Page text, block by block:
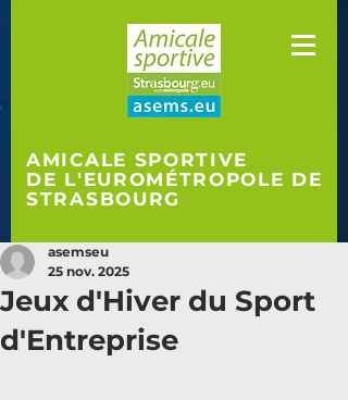
AMICALE SPORTIVE
DE L'EUROMÉTROPOLE DE
STRASBOURG
Jeux d'Hiver du Sport
d'Entreprise
asemseu
25 nov. 2025